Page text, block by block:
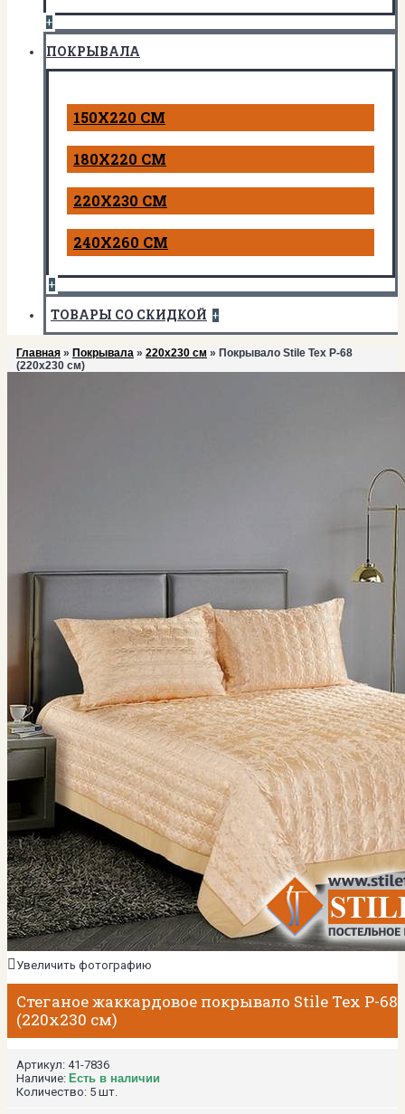
+
ПОКРЫВАЛА
150Х220 СМ
180Х220 СМ
220Х230 СМ
240Х260 СМ
+
ТОВАРЫ СО СКИДКОЙ +
Главная » Покрывала » 220х230 см » Покрывало Stile Tex P-68
(220х230 см)
Увеличить фотографию
Стеганое жаккардовое покрывало Stile Tex P-68
(220х230 см)
Артикул: 41-7836
Наличие: Есть в наличии
Количество: 5 шт.